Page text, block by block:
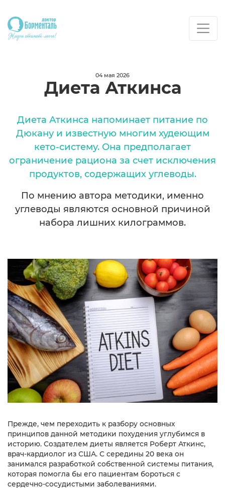
04 мая 2026
Диета Аткинса
Диета Аткинса напоминает питание по
Дюкану и известную многим худеющим
кето-систему. Она предполагает
ограничение рациона за счет исключения
продуктов, содержащих углеводы.
По мнению автора методики, именно
углеводы являются основной причиной
набора лишних килограммов.
Прежде, чем переходить к разбору основных
принципов данной методики похудения углубимся в
историю. Создателем диеты является Роберт Аткинс,
врач-кардиолог из США. С середины 20 века он
занимался разработкой собственной системы питания,
которая помогла бы его пациентам бороться с
сердечно-сосудистыми заболеваниями.